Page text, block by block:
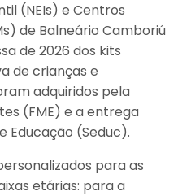
(NEIs) e Centros
de Balneário Camboriú
de 2026 dos kits
de crianças e
adquiridos pela
(FME) e a entrega
Educação (Seduc).
para as
etárias: para a